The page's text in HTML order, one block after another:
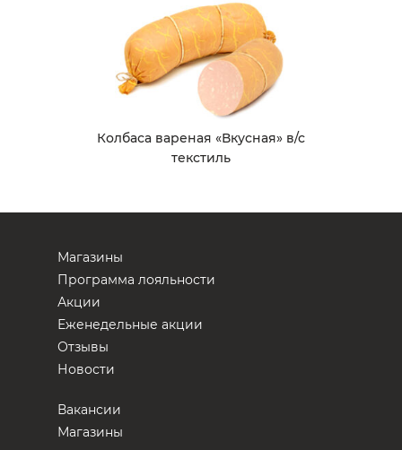
Колбаса вареная «Вкусная» в/с
текстиль
Магазины
Программа лояльности
Акции
Еженедельные акции
Отзывы
Новости
Вакансии
Магазины